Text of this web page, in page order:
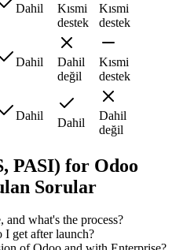
Dahil
Kısmi
destek
Kısmi
destek
Dahil
Dahil
değil
Kısmi
destek
Dahil
Dahil
Dahil
değil
PASI) for Odoo
Sorular
what's the process?
I get after launch?